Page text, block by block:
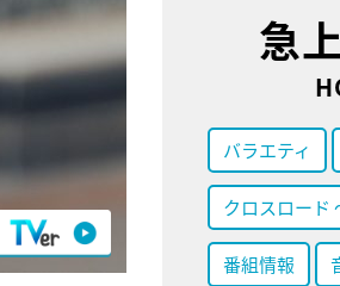
急
バラエティ
クロスロード
番組情報